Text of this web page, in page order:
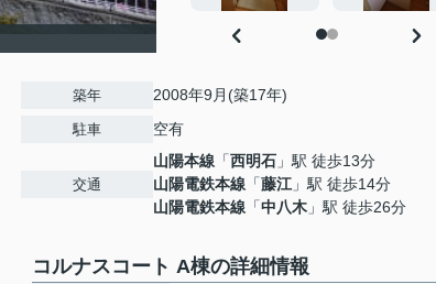
築年 2008年9月(築17年)
駐車 空有
交通
山陽本線 「西明石 」駅 徒歩13分
山陽電鉄本線 「藤江 」駅 徒歩14分
山陽電鉄本線 「中八木 」駅 徒歩26分
コルナスコート A棟の詳細情報